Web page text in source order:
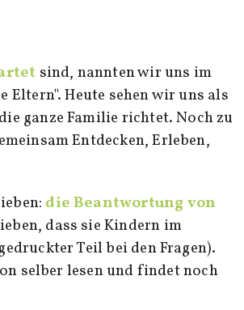
sind, nannten wir uns im
Heute sehen wir uns als
ganze Familie richtet. Noch zu
Entdecken, Erleben,
die Beantwortung von
dass sie Kindern im
Teil bei den Fragen).
selber lesen und findet noch